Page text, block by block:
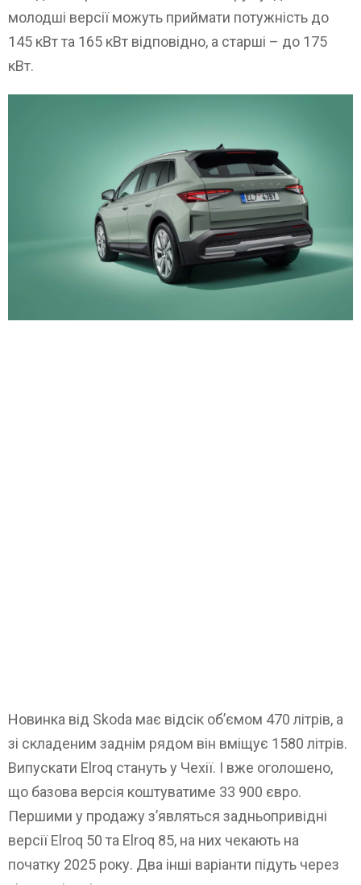
молодші версії можуть приймати потужність до
145 кВт та 165 кВт відповідно, а старші – до 175
кВт.
Новинка від Skoda має відсік об’ємом 470 літрів, а
зі складеним заднім рядом він вміщує 1580 літрів.
Випускати Elroq стануть у Чехії. І вже оголошено,
що базова версія коштуватиме 33 900 євро.
Першими у продажу з’являться задньопривідні
версії Elroq 50 та Elroq 85, на них чекають на
початку 2025 року. Два інші варіанти підуть через